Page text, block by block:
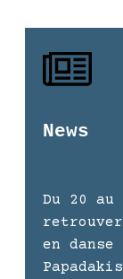
News
Du 20
retrouver
en